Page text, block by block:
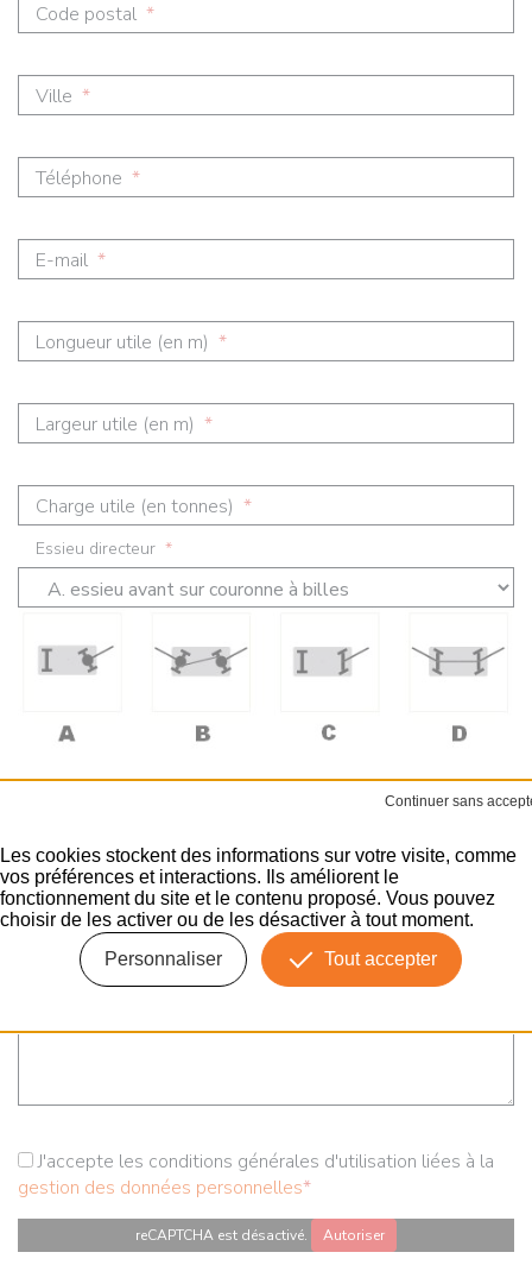
*
*
*
*
*
*
*
*
Utilisation
Votre message
J'accepte les conditions générales d'utilisation liées à la
gestion des données personnelles*
reCAPTCHA est désactivé. Autoriser
Les cookies stockent des informations sur votre visite, comme
vos préférences et interactions. Ils améliorent le
fonctionnement du site et le contenu proposé. Vous pouvez
choisir de les activer ou de les désactiver à tout moment.
Tout accepter
Personnaliser